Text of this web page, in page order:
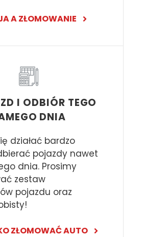
A ZŁOMOWANIE
I ODBIÓR TEGO
DNIA
działać bardzo
pojazdy nawet
dnia. Prosimy
zestaw
pojazdu oraz
ZŁOMOWAĆ AUTO